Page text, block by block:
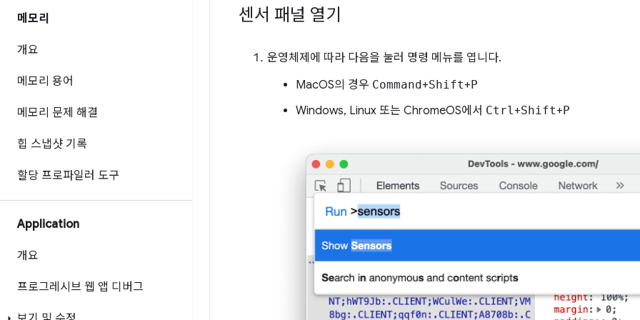
메모리
개요
메모리 용어
메모리 문제 해결
힙 스냅샷 기록
할당 프로파일러 도구
Application
개요
프로그레시브 웹 앱 디버그
센서 패널 열기
운영체제에 따라 다음을 눌러 명령 메뉴를 엽니다.
MacOS의 경우 Command+Shift+P
Windows, Linux 또는 ChromeOS에서 Ctrl+Shift+P